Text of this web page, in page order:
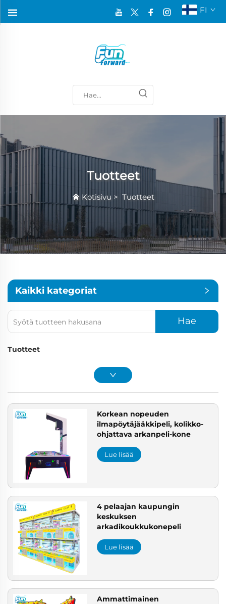
FI
Tuotteet
Kotisivu > Tuotteet
Kaikki kategoriat
Hae
Tuotteet
Korkean nopeuden
ilmapöytäjääkkipeli, kolikko-
ohjattava arkanpeli-kone
Lue lisää
4 pelaajan kaupungin
keskuksen
arkadikoukkukonepeli
Lue lisää
Ammattimainen